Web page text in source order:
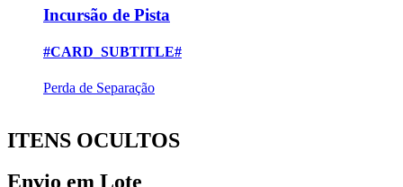
Incursão de Pista
#CARD_SUBTITLE#
Perda de Separação
ITENS OCULTOS
Envio em Lote